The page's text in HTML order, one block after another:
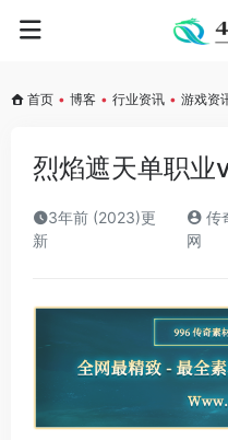
首页 • 博客 • 行业资讯 • 游戏资
烈焰遮天单职业
3年前 (2023)更
新
传
网